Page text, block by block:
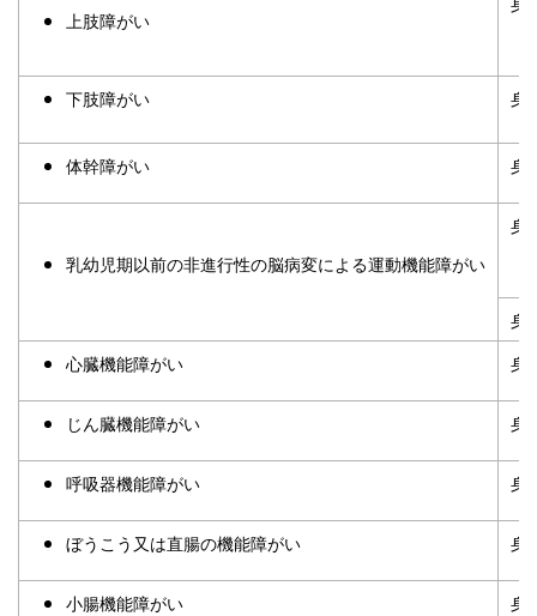
上肢障がい
下肢障がい 身
体幹障がい 身
乳幼児期以前の非進行性の脳病変による運動機能障がい
身
身
心臓機能障がい
身
じん臓機能障がい 身
呼吸器機能障がい 身
ぼうこう又は直腸の機能障がい 身
小腸機能障がい 身